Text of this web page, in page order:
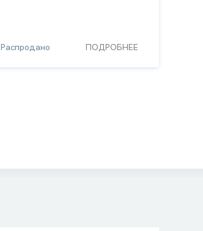
Распродано ПОДРОБНЕЕ